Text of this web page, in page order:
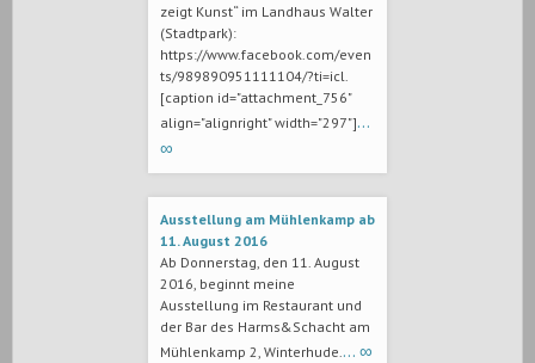
zeigt Kunst“ im Landhaus Walter
(Stadtpark):
https://www.facebook.com/even
ts/989890951111104/?ti=icl.
[caption id="attachment_756"
align="alignright" width="297"]…
∞
Ausstellung am Mühlenkamp ab
11. August 2016
Ab Donnerstag, den 11. August
2016, beginnt meine
Ausstellung im Restaurant und
der Bar des Harms&Schacht am
Mühlenkamp 2, Winterhude. … ∞